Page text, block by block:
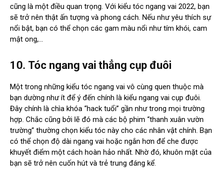
cũng là một điều quan trọng. Với kiểu tóc ngang vai 2022, bạn
sẽ trở nên thật ấn tượng và phong cách. Nếu như yêu thích sự
nổi bật, bạn có thể chọn các gam màu nổi như tím khói, cam
mật ong,…
1 0. Tóc ngang vai thẳng cụp đuôi
Một trong những kiểu tóc ngang vai vô cùng quen thuộc mà
bạn dường như ít để ý đến chính là kiểu ngang vai cụp đuôi.
Đây chính là chìa khóa “hack tuổi” gần như trong mọi trường
hợp. Chắc cũng bởi lẽ đó mà các bộ phim “thanh xuân vườn
trường” thường chọn kiểu tóc này cho các nhân vật chính. Bạn
có thể chọn độ dài ngang vai hoặc ngắn hơn để che được
khuyết điểm một cách hoàn hảo nhất. Nhờ đó, khuôn mặt của
bạn sẽ trở nên cuốn hút và trẻ trung đáng kể.